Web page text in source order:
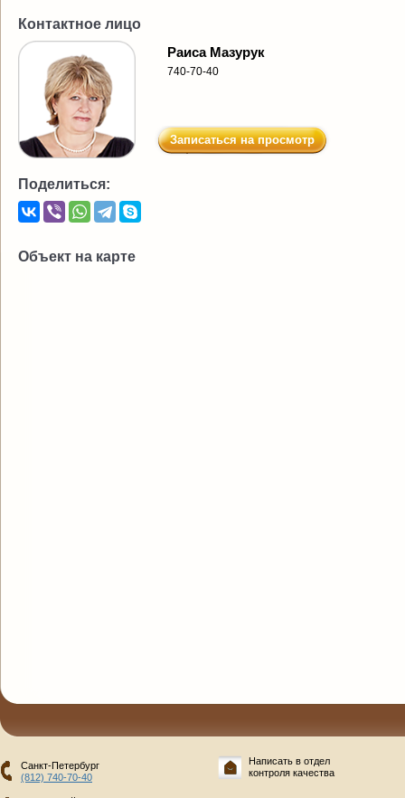
Контактное лицо
Раиса Мазурук
740-70-40
Записаться на просмотр
Поделиться:
Объект на карте
Санкт-Петербург
(812) 740-70-40
Написать в отдел
контроля качества